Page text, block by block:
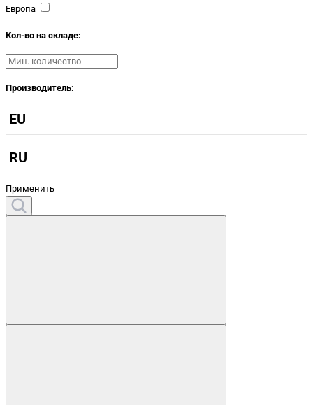
Европа
Кол-во на складе:
Производитель:
EU
RU
Применить